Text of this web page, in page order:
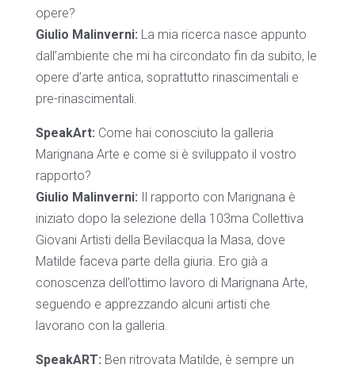
opere?
Giulio Malinverni: La mia ricerca nasce appunto
dall’ambiente che mi ha circondato fin da subito, le
opere d’arte antica, soprattutto rinascimentali e
pre-rinascimentali.
SpeakArt: Come hai conosciuto la galleria
Marignana Arte e come si è sviluppato il vostro
rapporto?
Giulio Malinverni: Il rapporto con Marignana è
iniziato dopo la selezione della 103ma Collettiva
Giovani Artisti della Bevilacqua la Masa, dove
Matilde faceva parte della giuria. Ero già a
conoscenza dell’ottimo lavoro di Marignana Arte,
seguendo e apprezzando alcuni artisti che
lavorano con la galleria.
SpeakART: Ben ritrovata Matilde, è sempre un